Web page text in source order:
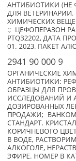
АНТИБИОТИКИ (НЕ
ДЛЯ
ХИМИЧЕСКИХ
:; ЦЕФОПЕРАЗОН
PTQ32202, ДАТА
01. 2023, ПАКЕТ
2941 90 000 9
ОРГАНИЧЕСКИЕ
АНТИБИОТИКИ:
ОБРАЗЦЫ ДЛЯ
ИССЛЕДОВАНИЙ И
ДОЗИРОВАННЫХ
ПРОДАЖИ;
СТАНДАРТ.
КОРИЧНЕВОГО
В ВОДЕ,
АЛКОГОЛЕ,
ЭФИРЕ. НОМЕР В